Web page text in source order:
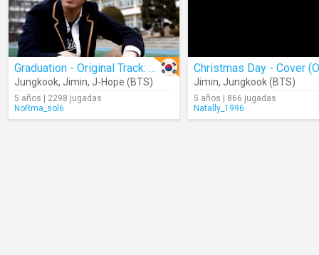
Graduation - Original Track: Snoop Dogg & Wiz Khalifa Ft. Bruno Mars
Jungkook, Jimin, J-Hope (BTS)
5 años | 2298 jugadas
NoRma_sol6
Jimin, Jungkook (BTS)
5 años | 866 jugadas
Natally_1996